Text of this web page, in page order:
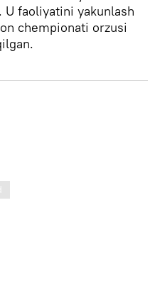
U faoliyatini yakunlash
chempionati orzusi